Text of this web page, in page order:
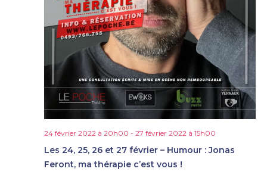
Les 24, 25, 26 et 27 février – Humour : Jonas
Feront, ma thérapie c’est vous !
24 février 2022 à 20h00 - 27 février 2022 à 15h00